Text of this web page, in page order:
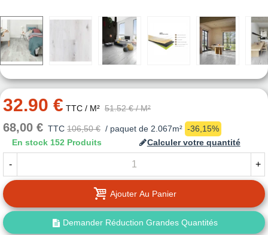
32.90 € TTC / M² 51.52 € / M²
68,00 € TTC 106,50 € / paquet de 2.067m² -36,15%
En stock 152 Produits Calculer votre quantité
- +
Ajouter Au Panier
Demander Réduction Grandes Quantités